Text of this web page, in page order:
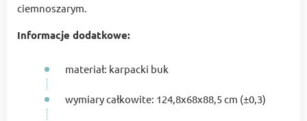
ciemnoszarym.
Informacje dodatkowe:
materiał: karpacki buk
wymiary całkowite: 124,8x68x88,5 cm (±0,3)